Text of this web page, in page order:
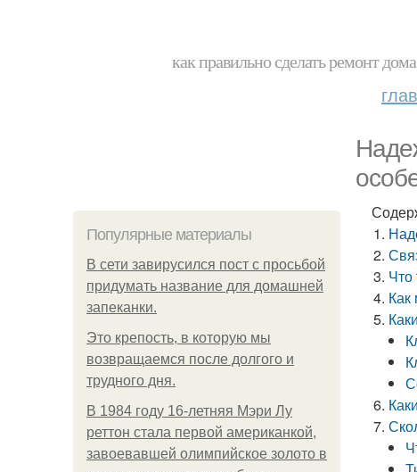
как правильно сделать ремонт
Популярные материалы
В сети завирусился пост с просьбой
придумать название для домашней
запеканки.
Это крепость, в которую мы
возвращаемся после долгого и
трудного дня.
В 1984 году 16-летняя Мэри Лу
реттон стала первой американкой,
завоевавшей олимпийское золото в
Что
Как